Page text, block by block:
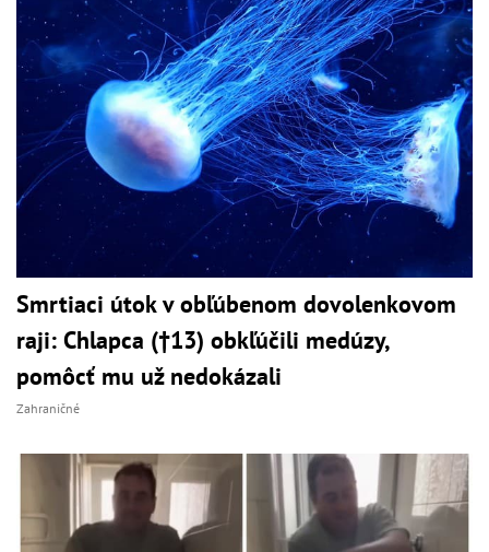
Smrtiaci útok v obľúbenom dovolenkovom
raji: Chlapca (†13) obkľúčili medúzy,
pomôcť mu už nedokázali
Zahraničné